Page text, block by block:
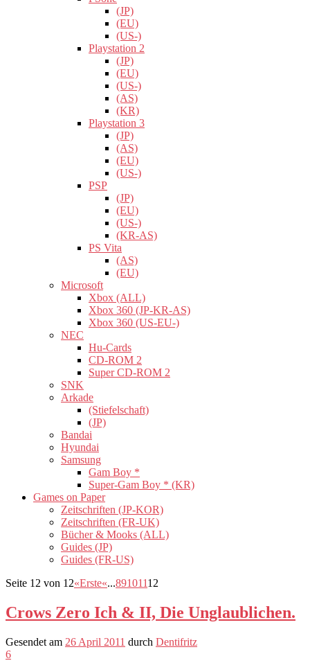
(JP)
(EU)
(US-)
Playstation 2
(JP)
(EU)
(US-)
(AS)
(KR)
Playstation 3
(JP)
(AS)
(EU)
(US-)
PSP
(JP)
(EU)
(US-)
(KR-AS)
PS Vita
(AS)
(EU)
Microsoft
Xbox (ALL)
Xbox 360 (JP-KR-AS)
Xbox 360 (US-EU-)
NEC
Hu-Cards
CD-ROM 2
Super CD-ROM 2
SNK
Arkade
(Stiefelschaft)
(JP)
Bandai
Hyundai
Samsung
Gam Boy *
Super-Gam Boy * (KR)
Games on Paper
Zeitschriften (JP-KOR)
Zeitschriften (FR-UK)
Bücher & Mooks (ALL)
Guides (JP)
Guides (FR-US)
Seite 12 von 12«Erste«...89101112
Crows Zero Ich & II, Die Unglaublichen.
Gesendet am 26 April 2011 durch Dentifritz
6